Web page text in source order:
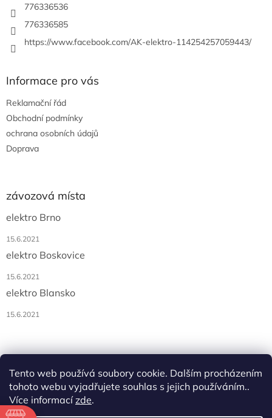
Tento web používá soubory cookie. Dalším procházením
tohoto webu vyjadřujete souhlas s jejich používáním..
Více informacízde.
y
v
776336536
776336585
https://www.facebook.com/AK-elektro-114254257059443/
Informace pro vás
Reklamační řád
Obchodní podmínky
ochrana osobních údajů
Doprava
závozová místa
elektro Brno
15.6.2021
elektro Boskovice
15.6.2021
elektro Blansko
15.6.2021
Vytvořil Shoptet